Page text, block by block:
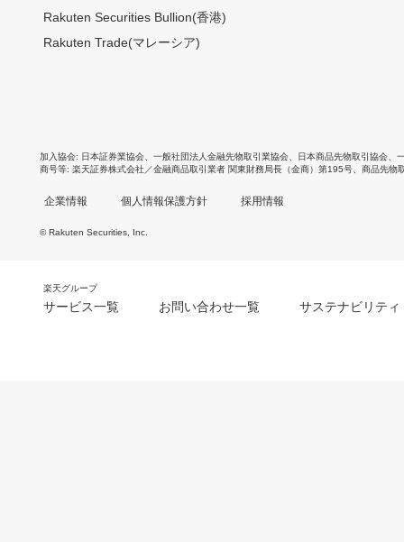
Rakuten Securities Bullion(香港)
Rakuten Trade(マレーシア)
加入協会 日本証券業協会 一般社団法人金融先物取引業協会 日本商品先物取引協会
商号等 楽天証券株式会社／金融商品取引業者 関東財務局長（金商）第195号、商品先物
企業情報 個人情報保護方針 採用情報
© Rakuten Securities, Inc.
楽天グループ
サービス一覧 お問い合わせ一覧 サステナビリティ